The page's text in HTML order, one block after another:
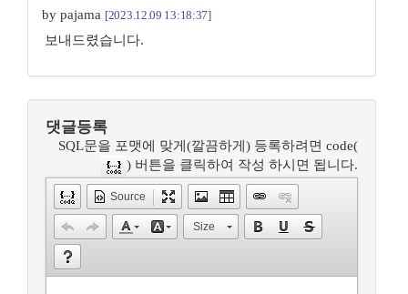
by pajama [2023.12.09 13:18:37]
보내드렸습니다.
댓글등록
SQL문을 포맷에 맞게(깔끔하게) 등록하려면 code(
) 버튼을 클릭하여 작성 하시면 됩니다.
Source
Size